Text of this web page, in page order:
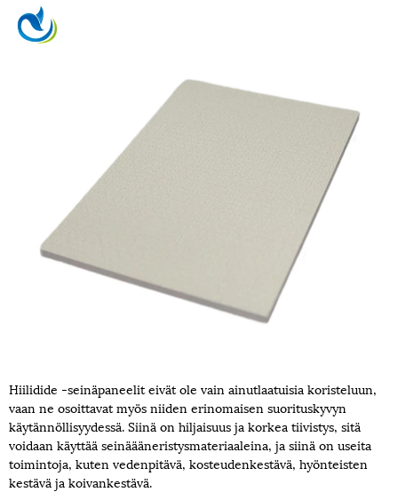
Hiilidide -seinäpaneelit eivät ole vain ainutlaatuisia koristeluun,
vaan ne osoittavat myös niiden erinomaisen suorituskyvyn
käytännöllisyydessä. Siinä on hiljaisuus ja korkea tiivistys, sitä
voidaan käyttää seinäääneristysmateriaaleina, ja siinä on useita
toimintoja, kuten vedenpitävä, kosteudenkestävä, hyönteisten
kestävä ja koivankestävä.